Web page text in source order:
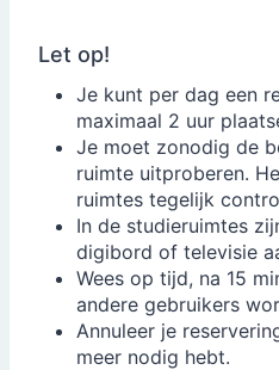
Let op!
Je kunt per dag een
maximaal 2 uur
Je moet zonodig de
ruimte uitproberen.
ruimtes tegelijk
In de studieruimtes
digibord of televisie
Wees op tijd, na 15
andere gebruikers
Annuleer je
meer nodig hebt.